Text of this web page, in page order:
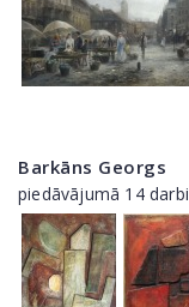
Barkāns Georgs
piedāvājumā 14 darbi